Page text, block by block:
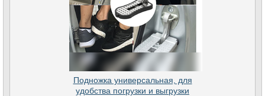
Подножка универсальная, для
удобства погрузки и выгрузки